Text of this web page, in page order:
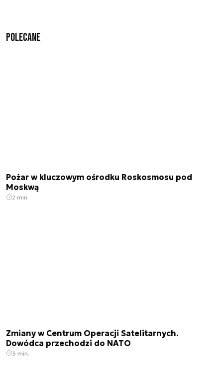
Polecane
Pożar w kluczowym ośrodku Roskosmosu pod
Moskwą
2 min.
Zmiany w Centrum Operacji Satelitarnych.
Dowódca przechodzi do NATO
3 min.